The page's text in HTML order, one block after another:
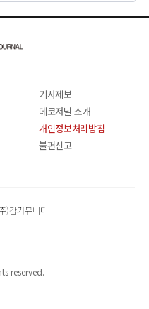
기사제보
데코저널 소개
개인정보처리방침
불편신고
)감커뮤니티
reserved.